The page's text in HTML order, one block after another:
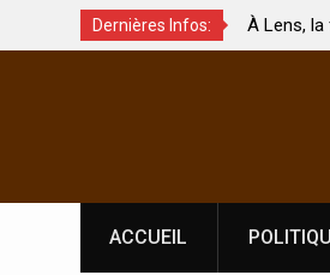
Dernières Infos:
?
À Lens, la femme qui avait
par son mari est morte
ACCUEIL